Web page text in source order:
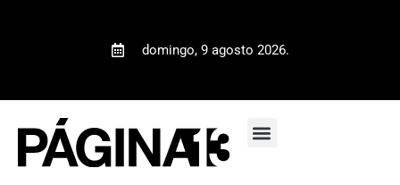
domingo, 9 agosto 2026.